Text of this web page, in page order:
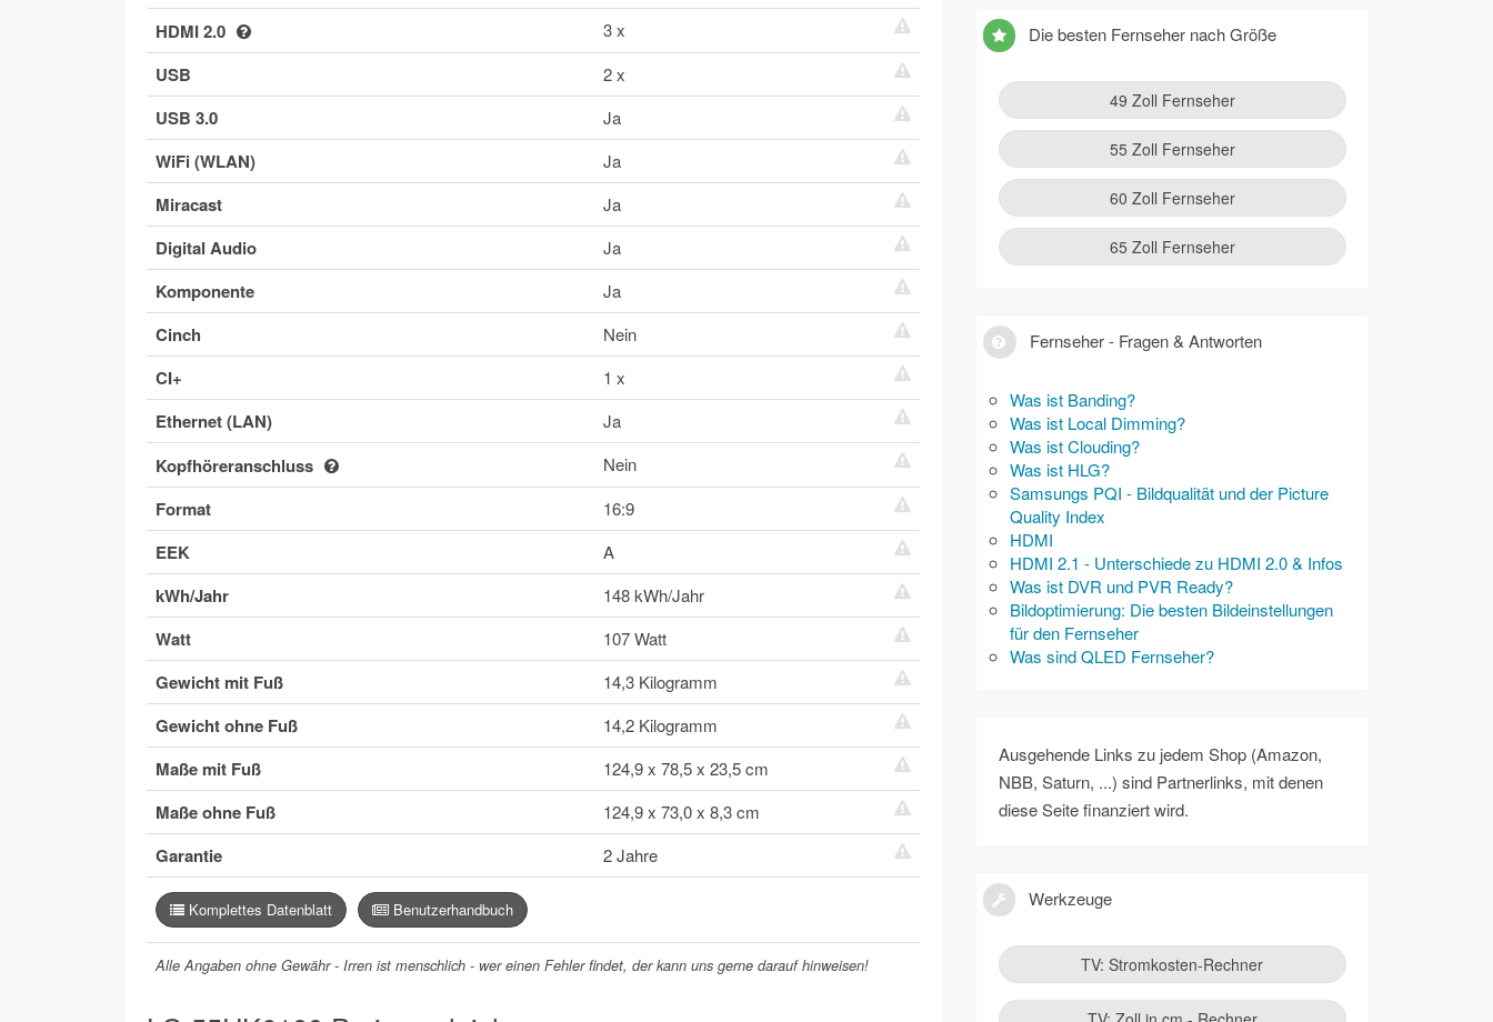
HDMI 2.0 3 x
USB 2 x
USB 3.0 Ja
WiFi (WLAN) Ja
Miracast Ja
Digital Audio Ja
Komponente Ja
Cinch Nein
CI+ 1 x
Ethernet (LAN) Ja
Kopfhöreranschluss Nein
Format 16:9
EEK A
kWh/Jahr 148 kWh/Jahr
Watt 107 Watt
Gewicht mit Fuß 14,3 Kilogramm
Gewicht ohne Fuß 14,2 Kilogramm
Maße mit Fuß 124,9 x 78,5 x 23,5 cm
Maße ohne Fuß 124,9 x 73,0 x 8,3 cm
Garantie 2 Jahre
Komplettes Datenblatt Benutzerhandbuch
Alle Angaben ohne Gewähr - Irren ist menschlich - wer einen Fehler findet, der kann uns gerne darauf hinweisen!
Die besten Fernseher nach Größe
49 Zoll Fernseher
55 Zoll Fernseher
60 Zoll Fernseher
65 Zoll Fernseher
Fernseher - Fragen & Antworten
Was ist Banding?
Was ist Local Dimming?
Was ist Clouding?
Was ist HLG?
Samsungs PQI - Bildqualität und der Picture
Quality Index
HDMI
HDMI 2.1 - Unterschiede zu HDMI 2.0 & Infos
Was ist DVR und PVR Ready?
Bildoptimierung: Die besten Bildeinstellungen
für den Fernseher
Was sind QLED Fernseher?
Ausgehende Links zu jedem Shop (Amazon,
NBB, Saturn, ...) sind Partnerlinks, mit denen
diese Seite finanziert wird.
Werkzeuge
TV: Stromkosten-Rechner